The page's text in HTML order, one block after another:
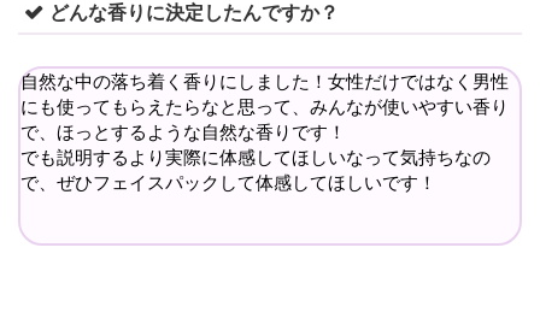
どんな香りに決定したんですか？
自然な中の落ち着く香りにしました！女性だけではなく男性
にも使ってもらえたらなと思って、みんなが使いやすい香り
で、ほっとするような自然な香りです！
でも説明するより実際に体感してほしいなって気持ちなの
で、ぜひフェイスパックして体感してほしいです！